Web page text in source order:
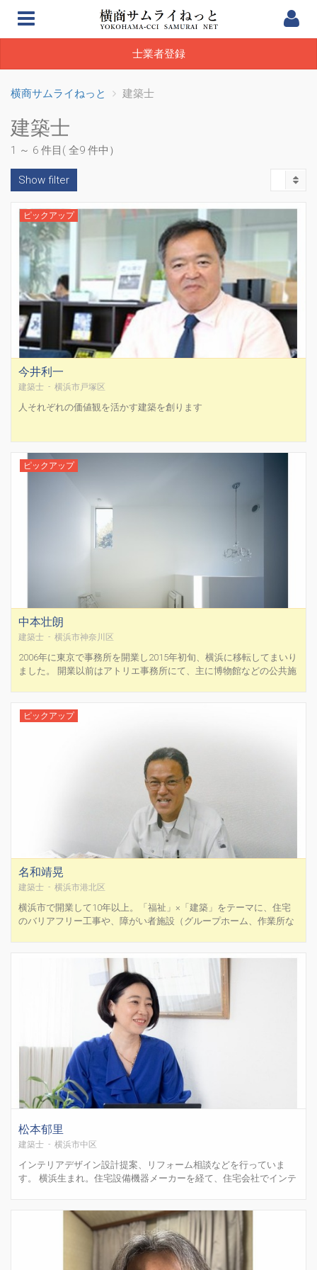
士業者登録
横商サムライねっと 建築士
建築士
1 ～ 6 件目( 全9 件中）
Show filter
ピックアップ
今井利一
建築士 - 横浜市戸塚区
人それぞれの価値観を活かす建築を創ります
ピックアップ
中本壮朗
建築士 - 横浜市神奈川区
2006年に東京で事務所を開業し2015年初旬、横浜に移転してまいり
ました。 開業以前はアトリエ事務所にて、主に博物館などの公共施
家を建てるには、施工費用や関連法規、周辺の環境...
ピックアップ
名和靖晃
建築士 - 横浜市港北区
横浜市で開業して10年以上。「福祉」×「建築」をテーマに、住宅
のバリアフリー工事や、障がい者施設（グループホーム、作業所な
囲に制限がある方など、ハンディキャップを持つ様...
松本郁里
建築士 - 横浜市中区
インテリアデザイン設計提案、リフォーム相談などを行っていま
す。 横浜生まれ。住宅設備機器メーカーを経て、住宅会社でインテ
して復帰。2011年 大手住宅会社のリフォーム事業部へ202...